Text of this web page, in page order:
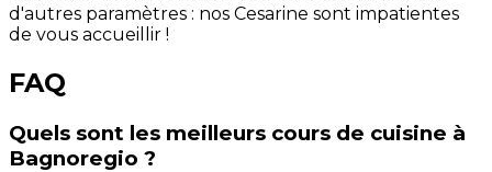
d'autres paramètres : nos Cesarine sont impatientes
de vous accueillir !
FAQ
Quels sont les meilleurs cours de cuisine à
Bagnoregio ?